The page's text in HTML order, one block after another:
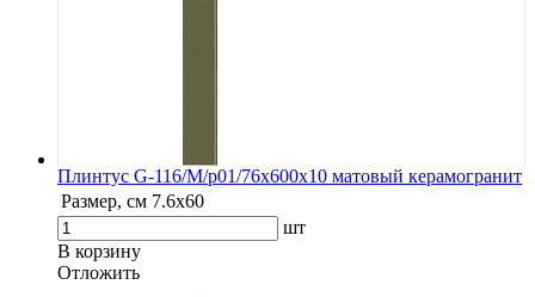
Плинтус G-116/М/p01/76x600x10 матовый керамогранит
Размер, см 7.6х60
шт
В корзину
Oтложить